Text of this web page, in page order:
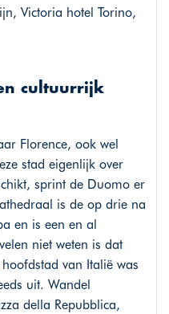
Victoria hotel Torino,
cultuurrijk
Florence, ook wel
stad eigenlijk over
sprint de Duomo er
is de op drie na
en is een en al
niet weten is dat
van Italië was
uit. Wandel
della Repubblica,